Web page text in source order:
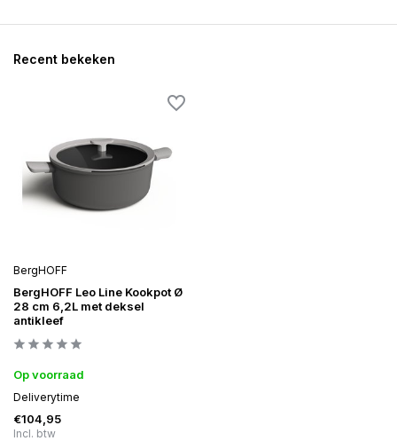
Recent bekeken
BergHOFF
BergHOFF Leo Line Kookpot Ø
28 cm 6,2L met deksel
antikleef
Op voorraad
Deliverytime
€104,95
Incl. btw